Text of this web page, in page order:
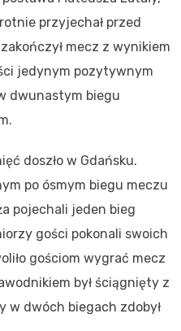
przyjechał przed
mecz z wynikiem
jedynym pozytywnym
dwunastym biegu
doszło w Gdańsku.
po ósmym biegu meczu
pojechali jeden bieg
gości pokonali swoich
gościom wygrać mecz
był ściągnięty z
w dwóch biegach zdobył